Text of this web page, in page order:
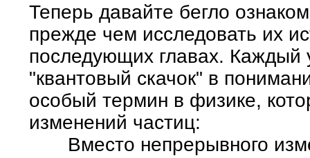
Теперь давайте бегло
прежде чем исследовать их
последующих главах. Каждый
"квантовый скачок" в
особый термин в физике,
изменений частиц:
Вместо непрерывного